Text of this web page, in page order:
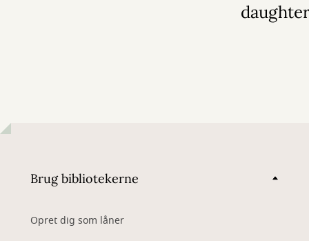
Brug bibliotekerne
Opret dig som låner